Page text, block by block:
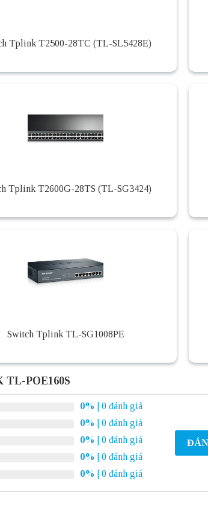
Tplink T2500-28TC (TL-SL5428E)
Tplink T2600G-28TS (TL-SG3424)
Switch Tplink TL-SG1008PE
POE160S
0%
| 0 đánh giá
0%
| 0 đánh giá
0%
| 0 đánh giá
0%
| 0 đánh giá
0% | 0 đánh giá